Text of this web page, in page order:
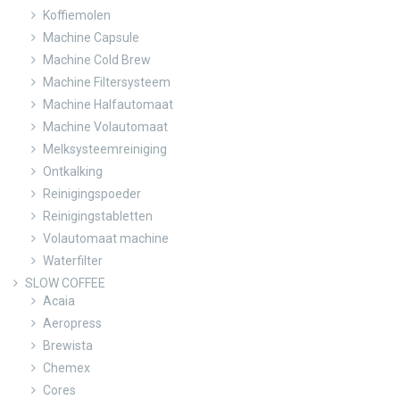
Koffiemolen
Machine Capsule
Machine Cold Brew
Machine Filtersysteem
Machine Halfautomaat
Machine Volautomaat
Melksysteemreiniging
Ontkalking
Reinigingspoeder
Reinigingstabletten
Volautomaat machine
Waterfilter
SLOW COFFEE
Acaia
Aeropress
Brewista
Chemex
Cores